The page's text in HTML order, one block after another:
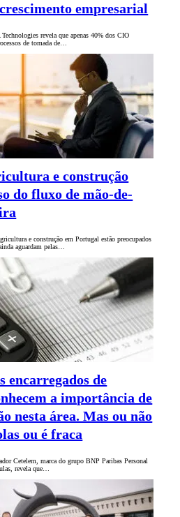
empresarial
revela que apenas 40% dos CIO
de tomada de…
e construção
do fluxo de mão-de-
e construção em Portugal estão preocupados
aguardam pelas…
encarregados de
a importância de
nesta área. Mas ou não
ou é fraca
Cetelem, marca do grupo BNP Paribas Personal
revela que…